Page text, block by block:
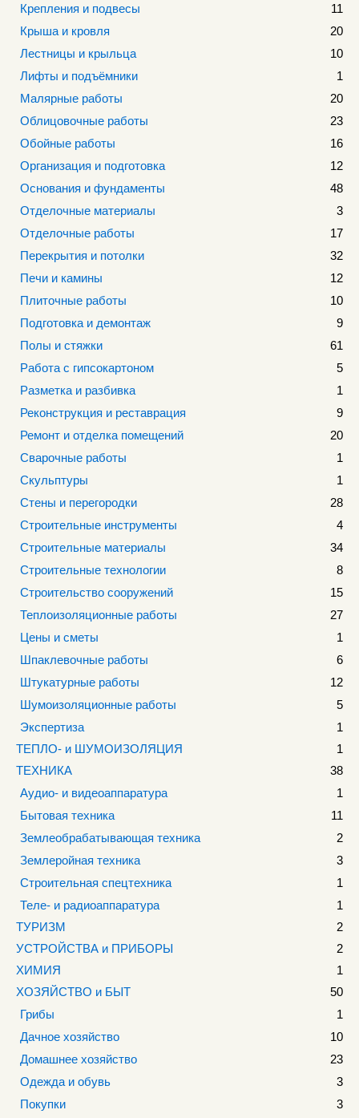
Крепления и подвесы
11
Крыша и кровля
20
Лестницы и крыльца
10
Лифты и подъёмники
1
Малярные работы
20
Облицовочные работы
23
Обойные работы
16
Организация и подготовка
12
Основания и фундаменты
48
Отделочные материалы
3
Отделочные работы
17
Перекрытия и потолки
32
Печи и камины
12
Плиточные работы
10
Подготовка и демонтаж
9
Полы и стяжки
61
Работа с гипсокартоном
5
Разметка и разбивка
1
Реконструкция и реставрация
9
Ремонт и отделка помещений
20
Сварочные работы
1
Скульптуры
1
Стены и перегородки
28
Строительные инструменты
4
Строительные материалы
34
Строительные технологии
8
Строительство сооружений
15
Теплоизоляционные работы
27
Цены и сметы
1
Шпаклевочные работы
6
Штукатурные работы
12
Шумоизоляционные работы
5
Экспертиза
1
ТЕПЛО- и ШУМОИЗОЛЯЦИЯ
1
ТЕХНИКА
38
Аудио- и видеоаппаратура
1
Бытовая техника
11
Землеобрабатывающая техника
2
Землеройная техника
3
Строительная спецтехника
1
Теле- и радиоаппаратура
1
ТУРИЗМ
2
УСТРОЙСТВА и ПРИБОРЫ
2
ХИМИЯ
1
ХОЗЯЙСТВО и БЫТ
50
Грибы
1
Дачное хозяйство
10
Домашнее хозяйство
23
Одежда и обувь
3
Покупки
3